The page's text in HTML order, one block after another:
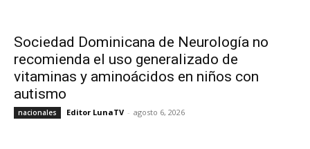
Sociedad Dominicana de Neurología no
recomienda el uso generalizado de
vitaminas y aminoácidos en niños con
autismo
nacionales Editor LunaTV - agosto 6, 2026